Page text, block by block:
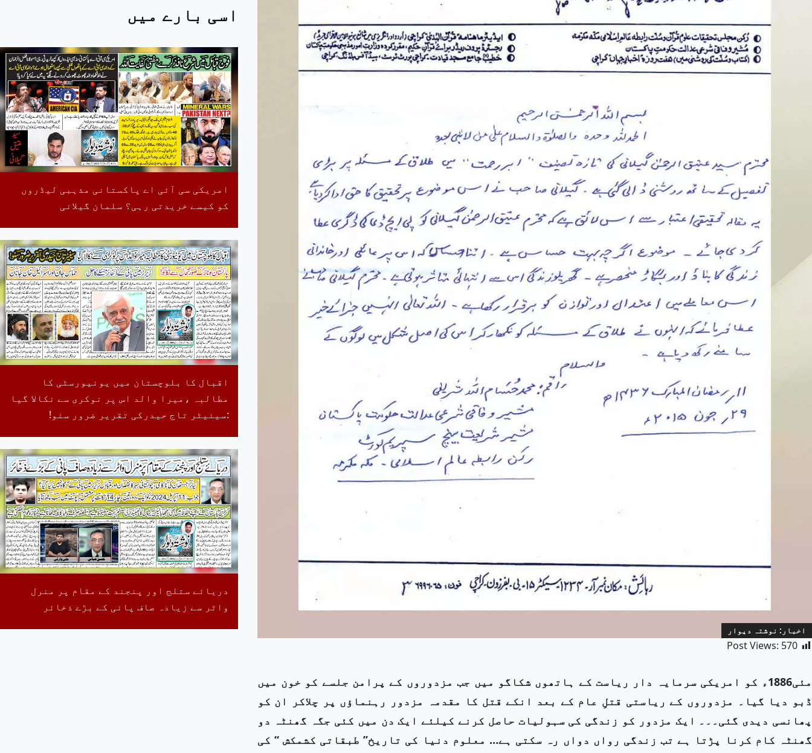
اخبار: نوشتہ دیوار
Post Views: 570
مئی1886ء کو امریکی سرمایہ دار ریاست کے ہاتھوں شکاگو میں جب مزدوروں کے پرامن جلسے کو خون میں
ڈبو دیا گیا۔ مزدوروں کے ریاستی قتلِ عام کے بعد انکے قتل کا مقدمہ مزدور رہنماؤں پر چلاکر ان کو
پھانسی دیدی گئی۔۔۔ ایک مزدور کو زندگی کی سہولیات حاصل کرنے کیلئے ایک دن میں کئی جگہ گھنٹہ دو
گھنٹہ کام کرنا پڑتا ہے تب زندگی رواں دواں رہ سکتی ہے… معلوم دنیا کی تاریخ’’ طبقاتی کشمکش ‘‘ کی
اسی بارے میں
امریکی سی آئی اے پاکستانی مذہبی لیڈروں
کو کیسے خریدتی رہی؟ سلمان گیلانی
اقبال کا بلوچستان میں یونیورسٹی کا
مطالبہ ،میرا والد اس پر نوکری سے نکالا گیا
:سینیٹر تاج حیدرکی تقریر ضرور سنو!
دریائے ستلج اور پنجند کے مقام پر منرل
واٹر سے زیادہ صاف پانی کے بڑے ذخائر